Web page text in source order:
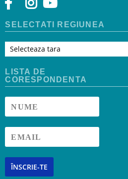
SELECTATI REGIUNEA
Selecteaza tara
LISTA DE
CORESPONDENTA
ÎNSCRIE-TE